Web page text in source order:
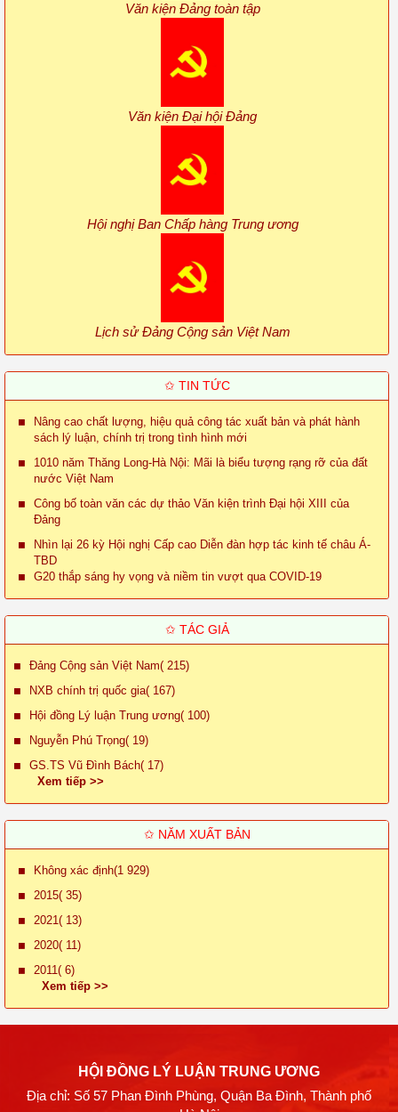
Văn kiện Đảng toàn tập
Văn kiện Đại hội Đảng
Hội nghị Ban Chấp hàng Trung ương
Lịch sử Đảng Cộng sản Việt Nam
✩ TIN TỨC
Nâng cao chất lượng, hiệu quả công tác xuất bản và phát hành
sách lý luận, chính trị trong tình hình mới
1010 năm Thăng Long-Hà Nội: Mãi là biểu tượng rạng rỡ của đất
nước Việt Nam
Công bố toàn văn các dự thảo Văn kiện trình Đại hội XIII của
Đảng
Nhìn lại 26 kỳ Hội nghị Cấp cao Diễn đàn hợp tác kinh tế châu Á-
TBD
G20 thắp sáng hy vọng và niềm tin vượt qua COVID-19
✩ TÁC GIẢ
Đảng Cộng sản Việt Nam( 215)
NXB chính trị quốc gia( 167)
Hội đồng Lý luận Trung ương( 100)
Nguyễn Phú Trọng( 19)
GS.TS Vũ Đình Bách( 17)
Xem tiếp >>
✩ NĂM XUẤT BẢN
Không xác định(1 929)
2015( 35)
2021( 13)
2020( 11)
2011( 6)
Xem tiếp >>
HỘI ĐỒNG LÝ LUẬN TRUNG ƯƠNG
Địa chỉ: Số 57 Phan Đình Phùng, Quận Ba Đình, Thành phố